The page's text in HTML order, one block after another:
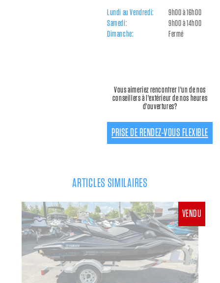
Lundi au Vendredi:
9h00 à 16h00
Samedi:
9h00 à 14h00
Dimanche:
Fermé
Vous aimeriez rencontrer l'un de nos
conseillers à l'extérieur de nos heures
d'ouvertures?
PRISE DE RENDEZ-VOUS FLEXIBLE
ARTICLES SIMILAIRES
VENDU